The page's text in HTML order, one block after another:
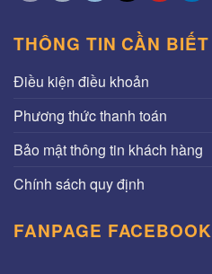
THÔNG TIN CẦN BIẾT
Điều kiện điều khoản
Phương thức thanh toán
Bảo mật thông tin khách hàng
Chính sách quy định
FANPAGE FACEBOOK